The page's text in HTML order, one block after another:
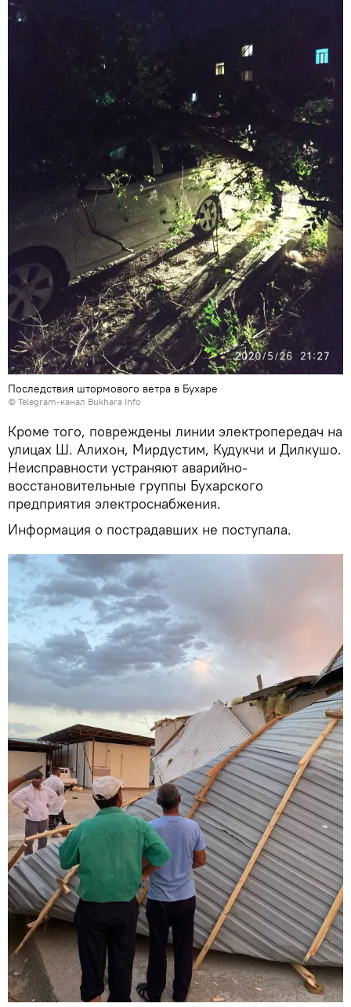
Последствия штормового ветра в Бухаре
© Telegram-канал Bukhara Info
Кроме того, повреждены линии электропередач на
улицах Ш. Алихон, Мирдустим, Кудукчи и Дилкушо.
Неисправности устраняют аварийно-
восстановительные группы Бухарского
предприятия электроснабжения.
Информация о пострадавших не поступала.